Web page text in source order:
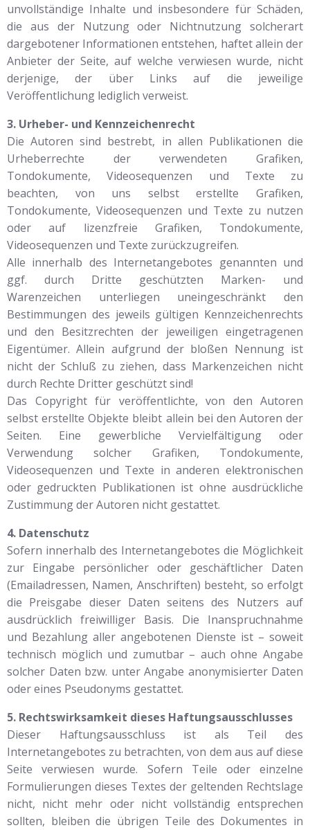
unvollständige Inhalte und insbesondere für Schäden,
die aus der Nutzung oder Nichtnutzung solcherart
dargebotener Informationen entstehen, haftet allein der
Anbieter der Seite, auf welche verwiesen wurde, nicht
derjenige, der über Links auf die jeweilige
Veröffentlichung lediglich verweist.
3. Urheber- und Kennzeichenrecht
Die Autoren sind bestrebt, in allen Publikationen die
Urheberrechte der verwendeten Grafiken,
Tondokumente, Videosequenzen und Texte zu
beachten, von uns selbst erstellte Grafiken,
Tondokumente, Videosequenzen und Texte zu nutzen
oder auf lizenzfreie Grafiken, Tondokumente,
Videosequenzen und Texte zurückzugreifen.
Alle innerhalb des Internetangebotes genannten und
ggf. durch Dritte geschützten Marken- und
Warenzeichen unterliegen uneingeschränkt den
Bestimmungen des jeweils gültigen Kennzeichenrechts
und den Besitzrechten der jeweiligen eingetragenen
Eigentümer. Allein aufgrund der bloßen Nennung ist
nicht der Schluß zu ziehen, dass Markenzeichen nicht
durch Rechte Dritter geschützt sind!
Das Copyright für veröffentlichte, von den Autoren
selbst erstellte Objekte bleibt allein bei den Autoren der
Seiten. Eine gewerbliche Vervielfältigung oder
Verwendung solcher Grafiken, Tondokumente,
Videosequenzen und Texte in anderen elektronischen
oder gedruckten Publikationen ist ohne ausdrückliche
Zustimmung der Autoren nicht gestattet.
4. Datenschutz
Sofern innerhalb des Internetangebotes die Möglichkeit
zur Eingabe persönlicher oder geschäftlicher Daten
(Emailadressen, Namen, Anschriften) besteht, so erfolgt
die Preisgabe dieser Daten seitens des Nutzers auf
ausdrücklich freiwilliger Basis. Die Inanspruchnahme
und Bezahlung aller angebotenen Dienste ist – soweit
technisch möglich und zumutbar – auch ohne Angabe
solcher Daten bzw. unter Angabe anonymisierter Daten
oder eines Pseudonyms gestattet.
5. Rechtswirksamkeit dieses Haftungsausschlusses
Dieser Haftungsausschluss ist als Teil des
Internetangebotes zu betrachten, von dem aus auf diese
Seite verwiesen wurde. Sofern Teile oder einzelne
Formulierungen dieses Textes der geltenden Rechtslage
nicht, nicht mehr oder nicht vollständig entsprechen
sollten, bleiben die übrigen Teile des Dokumentes in